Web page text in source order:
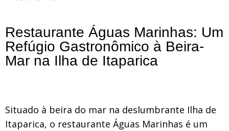
Restaurante Águas Marinhas: Um
Refúgio Gastronômico à Beira-
Mar na Ilha de Itaparica
Situado à beira do mar na deslumbrante Ilha de
Itaparica, o restaurante Águas Marinhas é um